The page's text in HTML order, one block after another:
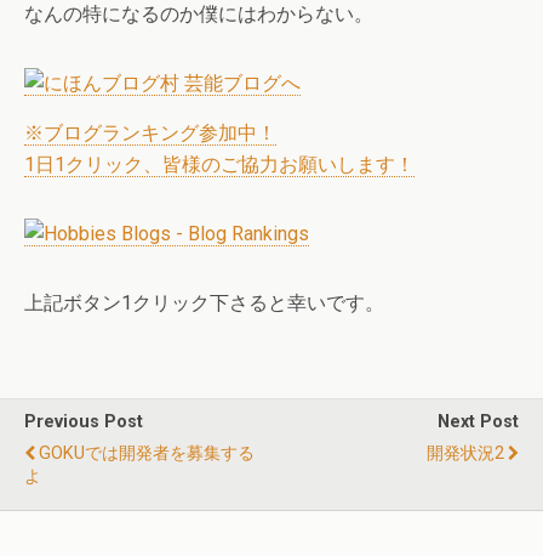
なんの特になるのか僕にはわからない。
※ブログランキング参加中！
1日1クリック、皆様のご協力お願いします！
上記ボタン1クリック下さると幸いです。
Previous Post
GOKUでは開発者を募集する
よ
Next Post
開発状況2